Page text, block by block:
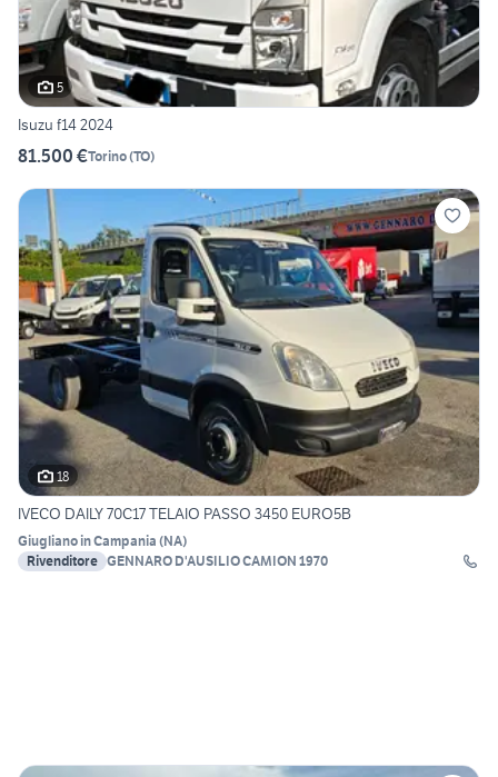
5
Isuzu f14 2024
81.500 €Torino(TO)
18
IVECO DAILY 70C17 TELAIO PASSO 3450 EURO5B
Giugliano in Campania (NA)
Rivenditore GENNARO D'AUSILIO CAMION 1970